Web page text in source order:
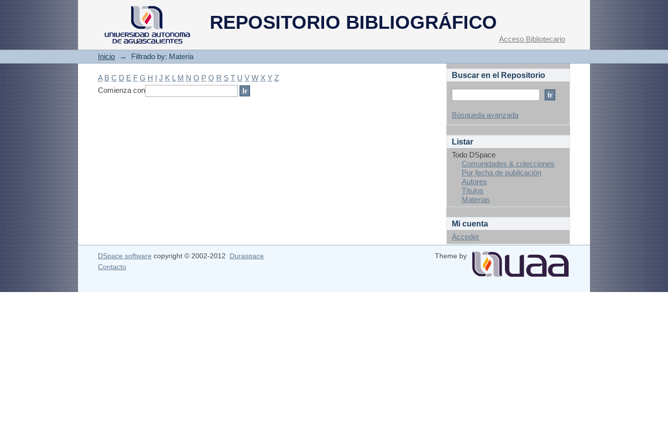
REPOSITORIO BIBLIOGRÁFICO
Filtrado by: Materia
Acceso Bibliotecario
Inicio → Filtrado by: Materia
A B C D E F G H I J K L M N O P Q R S T U V W X Y Z
Comienza con
Buscar en el Repositorio
Búsqueda avanzada
Listar
Todo DSpace
Comunidades & colecciones
Por fecha de publicación
Autores
Títulos
Materias
Mi cuenta
Acceder
DSpace software copyright © 2002-2012 Duraspace
Theme by
Contacto